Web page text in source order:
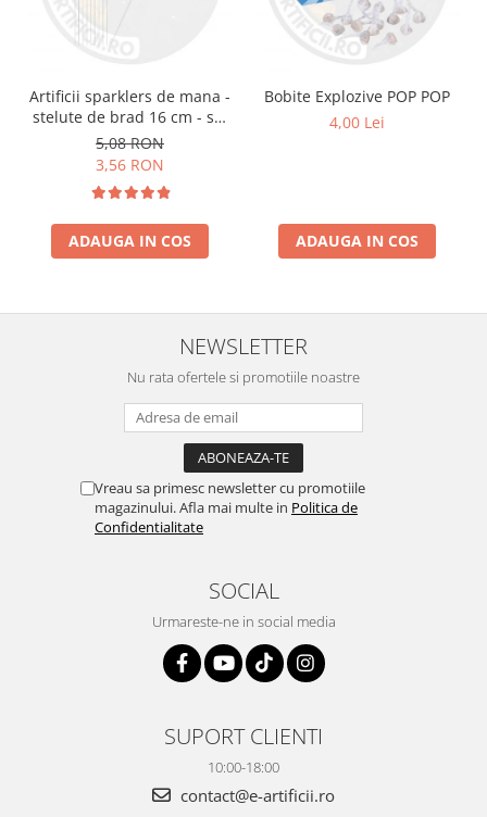
Artificii sparklers de mana -
stelute de brad 16 cm - set
10 buc
5,08 RON
3,56 RON
ADAUGA IN COS
Bobite Explozive POP POP
4,00 Lei
ADAUGA IN COS
NEWSLETTER
Nu rata ofertele si promotiile noastre
Vreau sa primesc newsletter cu promotiile
magazinului. Afla mai multe in Politica de
Confidentialitate
SOCIAL
Urmareste-ne in social media
SUPORT CLIENTI
10:00-18:00
contact@e-artificii.ro